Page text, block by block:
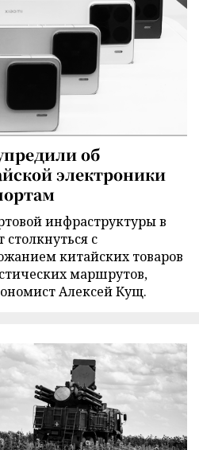
об
электроники
инфраструктуры в
с
китайских товаров
маршрутов,
Алексей Кущ.